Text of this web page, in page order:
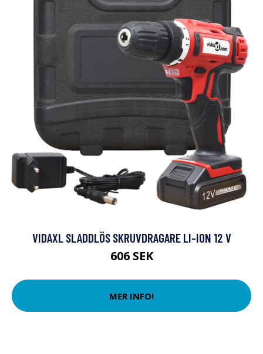
VIDAXL SLADDLÖS SKRUVDRAGARE LI-ION 12 V
606 SEK
MER INFO!